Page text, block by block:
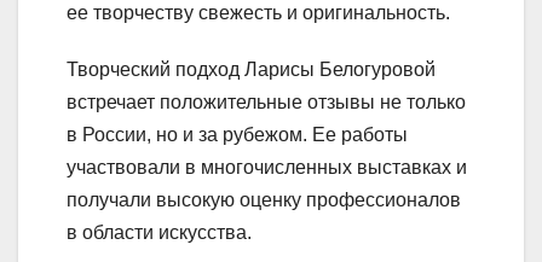
ее творчеству свежесть и оригинальность.
Творческий подход Ларисы Белогуровой
встречает положительные отзывы не только
в России, но и за рубежом. Ее работы
участвовали в многочисленных выставках и
получали высокую оценку профессионалов
в области искусства.